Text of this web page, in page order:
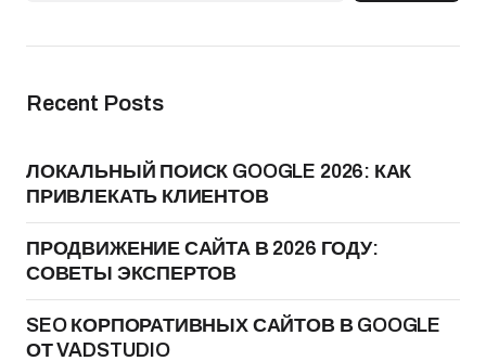
Recent Posts
ЛОКАЛЬНЫЙ ПОИСК GOOGLE 2026: КАК
ПРИВЛЕКАТЬ КЛИЕНТОВ
ПРОДВИЖЕНИЕ САЙТА В 2026 ГОДУ:
СОВЕТЫ ЭКСПЕРТОВ
SEO КОРПОРАТИВНЫХ САЙТОВ В GOOGLE
ОТ VADSTUDIO